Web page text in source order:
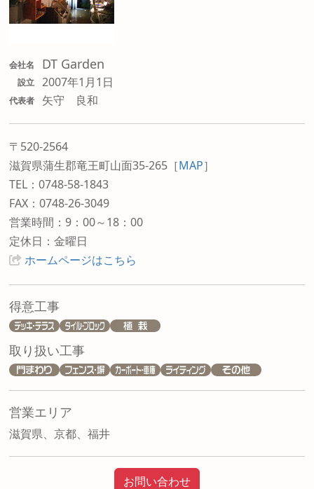
会社名 DT Garden
設立 2007年1月1日
代表者 矢守 良和
〒520-2564
滋賀県蒲生郡竜王町山面35-265 ［MAP］
TEL：0748-58-1843
FAX：0748-26-3049
営業時間：9：00～18：00
定休日：金曜日
ホームページはこちら
得意工事
取り扱い工事
営業エリア
滋賀県、京都、福井
お問い合わせ